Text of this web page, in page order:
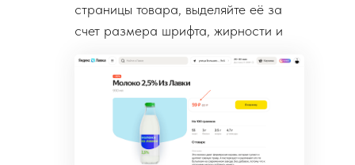
страницы товара, выделяйте её за
счет размера шрифта, жирности и